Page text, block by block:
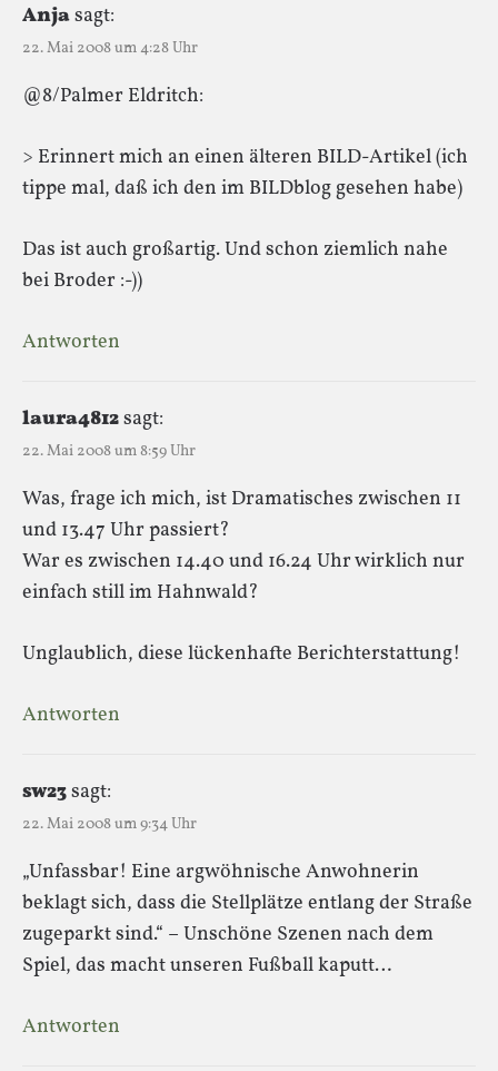
Anjasagt:
22. Mai 2008 um 4:28 Uhr
@8/Palmer Eldritch:
> Erinnert mich an einen älteren BILD-Artikel (ich
tippe mal, daß ich den im BILDblog gesehen habe)
Das ist auch großartig. Und schon ziemlich nahe
bei Broder :-))
Antworten
laura4812sagt:
22. Mai 2008 um 8:59 Uhr
Was, frage ich mich, ist Dramatisches zwischen 11
und 13.47 Uhr passiert?
War es zwischen 14.40 und 16.24 Uhr wirklich nur
einfach still im Hahnwald?
Unglaublich, diese lückenhafte Berichterstattung!
Antworten
sw23sagt:
22. Mai 2008 um 9:34 Uhr
„Unfassbar! Eine argwöhnische Anwohnerin
beklagt sich, dass die Stellplätze entlang der Straße
zugeparkt sind.“ – Unschöne Szenen nach dem
Spiel, das macht unseren Fußball kaputt…
Antworten